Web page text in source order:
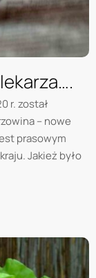
r. został
– nowe
prasowym
Jakież było